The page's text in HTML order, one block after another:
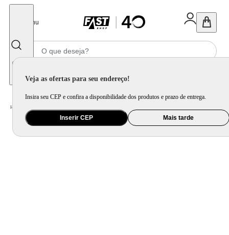
Menu
Veja as ofertas para seu endereço!
Insira seu CEP e confira a disponibilidade dos produtos e prazo de entrega.
Inserir CEP Mais tarde
Home